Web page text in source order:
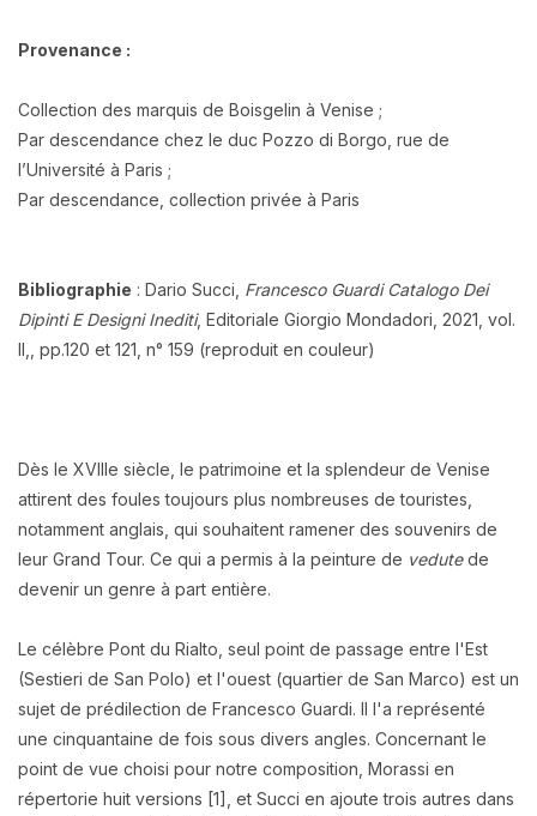
Provenance :
Collection des marquis de Boisgelin à Venise ;
Par descendance chez le duc Pozzo di Borgo, rue de
l’Université à Paris ;
Par descendance, collection privée à Paris
Bibliographie : Dario Succi, Francesco Guardi Catalogo Dei
Dipinti E Designi Inediti, Editoriale Giorgio Mondadori, 2021, vol.
II,, pp.120 et 121, n° 159 (reproduit en couleur)
Dès le XVIIIe siècle, le patrimoine et la splendeur de Venise
attirent des foules toujours plus nombreuses de touristes,
notamment anglais, qui souhaitent ramener des souvenirs de
leur Grand Tour. Ce qui a permis à la peinture de vedutede
devenir un genre à part entière.
Le célèbre Pont du Rialto, seul point de passage entre l'Est
(Sestieri de San Polo) et l'ouest (quartier de San Marco) est un
sujet de prédilection de Francesco Guardi. Il l'a représenté
une cinquantaine de fois sous divers angles. Concernant le
point de vue choisi pour notre composition, Morassi en
répertorie huit versions [1], et Succi en ajoute trois autres dans